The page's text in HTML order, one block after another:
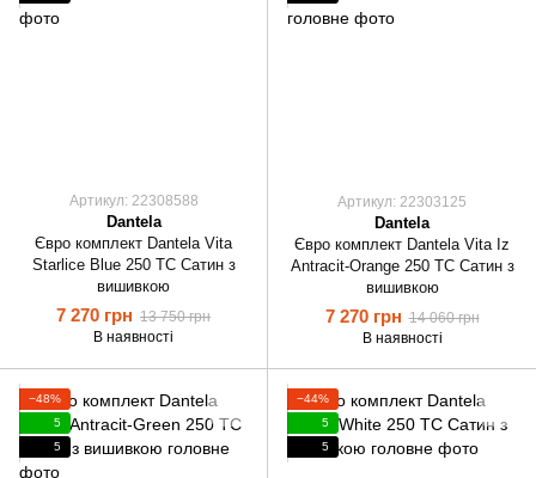
Артикул: 22308588
Dantela
Євро комплект Dantela Vita
Starlice Blue 250 TC Сатин з
вишивкою
7 270 грн 13 750 грн
В наявності
Артикул: 22303125
Dantela
Євро комплект Dantela Vita Iz
Antracit-Orange 250 ТС Сатин з
вишивкою
7 270 грн 14 060 грн
В наявності
−48%
5
5
−44%
5
5